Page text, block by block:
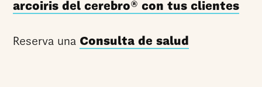
arcoiris del cerebro® con tus clientes
Reserva una Consulta de salud